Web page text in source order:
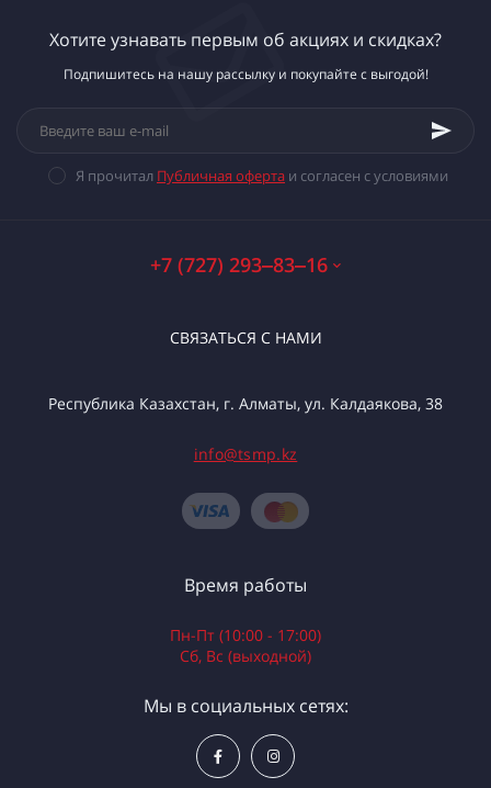
Хотите узнавать первым об акциях и скидках?
Подпишитесь на нашу рассылку и покупайте с выгодой!
Я прочитал Публичная оферта и согласен с условиями
+7 (727) 293‒83‒16
СВЯЗАТЬСЯ С НАМИ
Республика Казахстан, г. Алматы, ул. Калдаякова, 38
info@tsmp.kz
Время работы
Пн-Пт (10:00 - 17:00)
Сб, Вс (выходной)
Мы в социальных сетях: